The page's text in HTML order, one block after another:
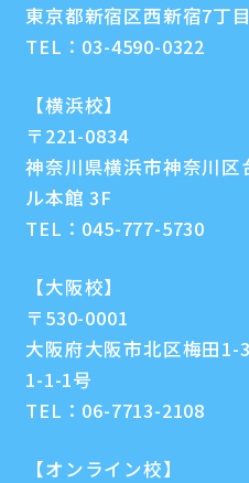
東京都新宿区西新宿7丁
TEL： 03-4590-0322
【横浜校】
〒221-0834
神奈川県横浜市神奈川
ル本館 3F
TEL： 045-777-5730
【大阪校】
〒530-0001
大阪府大阪市北区梅田1-
1-1-1号
TEL： 06-7713-2108
【オンライン校】